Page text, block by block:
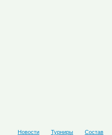
Новости Турниры Состав